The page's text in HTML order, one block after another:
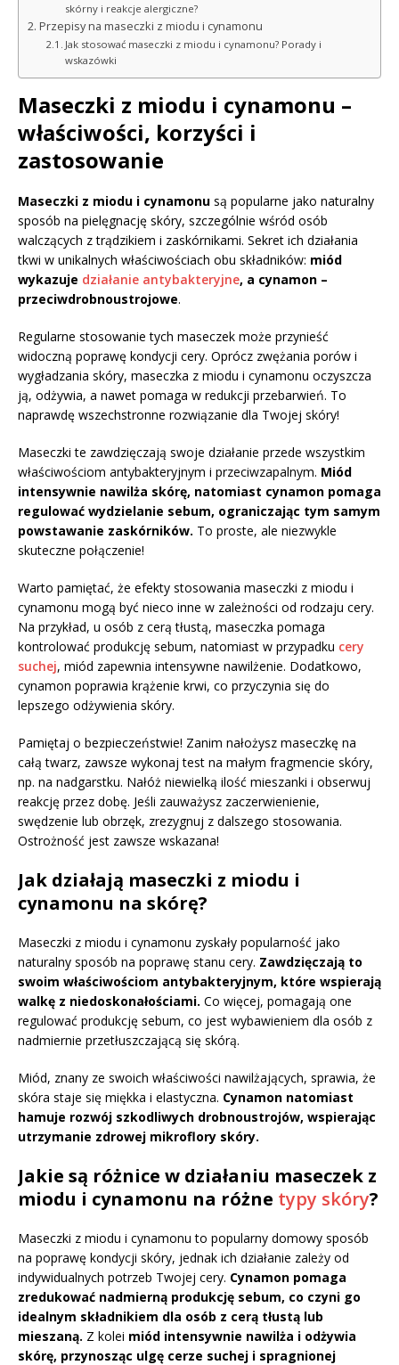
skórny i reakcje alergiczne?
Przepisy na maseczki z miodu i cynamonu
Jak stosować maseczki z miodu i cynamonu? Porady i
wskazówki
Maseczki z miodu i cynamonu –
właściwości, korzyści i
zastosowanie
Maseczki z miodu i cynamonu są popularne jako naturalny
sposób na pielęgnację skóry, szczególnie wśród osób
walczących z trądzikiem i zaskórnikami. Sekret ich działania
tkwi w unikalnych właściwościach obu składników: miód
wykazuje działanie antybakteryjne, a cynamon –
przeciwdrobnoustrojowe.
Regularne stosowanie tych maseczek może przynieść
widoczną poprawę kondycji cery. Oprócz zwężania porów i
wygładzania skóry, maseczka z miodu i cynamonu oczyszcza
ją, odżywia, a nawet pomaga w redukcji przebarwień. To
naprawdę wszechstronne rozwiązanie dla Twojej skóry!
Maseczki te zawdzięczają swoje działanie przede wszystkim
właściwościom antybakteryjnym i przeciwzapalnym. Miód
intensywnie nawilża skórę, natomiast cynamon pomaga
regulować wydzielanie sebum, ograniczając tym samym
powstawanie zaskórników. To proste, ale niezwykle
skuteczne połączenie!
Warto pamiętać, że efekty stosowania maseczki z miodu i
cynamonu mogą być nieco inne w zależności od rodzaju cery.
Na przykład, u osób z cerą tłustą, maseczka pomaga
kontrolować produkcję sebum, natomiast w przypadku cery
suchej, miód zapewnia intensywne nawilżenie. Dodatkowo,
cynamon poprawia krążenie krwi, co przyczynia się do
lepszego odżywienia skóry.
Pamiętaj o bezpieczeństwie! Zanim nałożysz maseczkę na
całą twarz, zawsze wykonaj test na małym fragmencie skóry,
np. na nadgarstku. Nałóż niewielką ilość mieszanki i obserwuj
reakcję przez dobę. Jeśli zauważysz zaczerwienienie,
swędzenie lub obrzęk, zrezygnuj z dalszego stosowania.
Ostrożność jest zawsze wskazana!
Jak działają maseczki z miodu i
cynamonu na skórę?
Maseczki z miodu i cynamonu zyskały popularność jako
naturalny sposób na poprawę stanu cery. Zawdzięczają to
swoim właściwościom antybakteryjnym, które wspierają
walkę z niedoskonałościami. Co więcej, pomagają one
regulować produkcję sebum, co jest wybawieniem dla osób z
nadmiernie przetłuszczającą się skórą.
Miód, znany ze swoich właściwości nawilżających, sprawia, że
skóra staje się miękka i elastyczna. Cynamon natomiast
hamuje rozwój szkodliwych drobnoustrojów, wspierając
utrzymanie zdrowej mikroflory skóry.
Jakie są różnice w działaniu maseczek z
miodu i cynamonu na różne typy skóry?
Maseczki z miodu i cynamonu to popularny domowy sposób
na poprawę kondycji skóry, jednak ich działanie zależy od
indywidualnych potrzeb Twojej cery. Cynamon pomaga
zredukować nadmierną produkcję sebum, co czyni go
idealnym składnikiem dla osób z cerą tłustą lub
mieszaną. Z kolei miód intensywnie nawilża i odżywia
skórę, przynosząc ulgę cerze suchej i spragnionej